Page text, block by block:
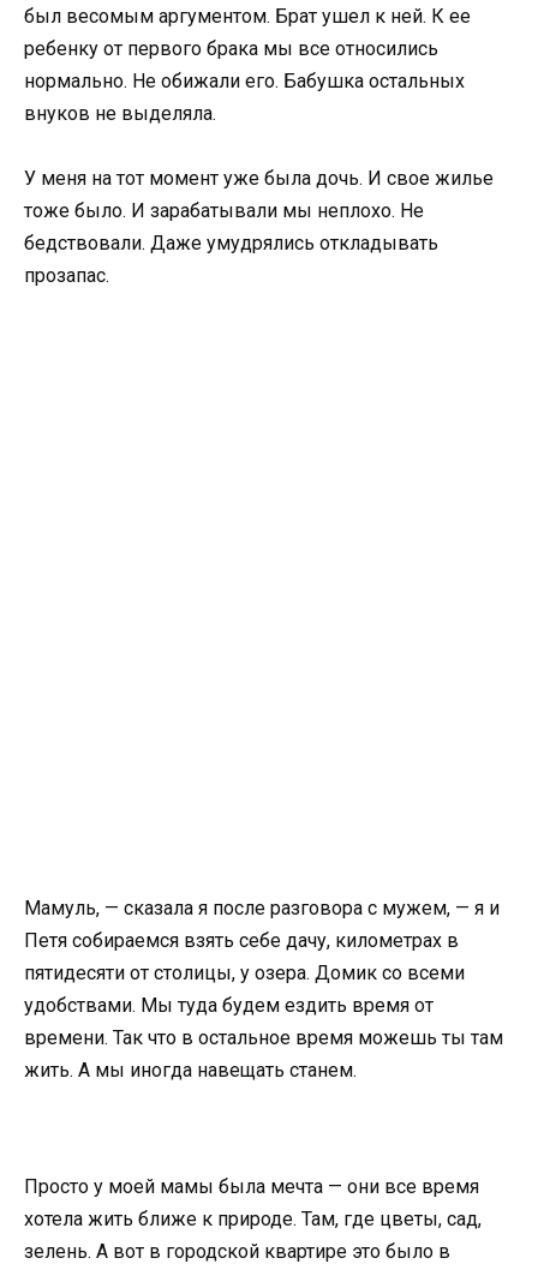
был весомым аргументом. Брат ушел к ней. К ее
ребенку от первого брака мы все относились
нормально. Не обижали его. Бабушка остальных
внуков не выделяла.
У меня на тот момент уже была дочь. И свое жилье
тоже было. И зарабатывали мы неплохо. Не
бедствовали. Даже умудрялись откладывать
прозапас.
Мамуль, — сказала я после разговора с мужем, — я и
Петя собираемся взять себе дачу, километрах в
пятидесяти от столицы, у озера. Домик со всеми
удобствами. Мы туда будем ездить время от
времени. Так что в остальное время можешь ты там
жить. А мы иногда навещать станем.
Просто у моей мамы была мечта — они все время
хотела жить ближе к природе. Там, где цветы, сад,
зелень. А вот в городской квартире это было в